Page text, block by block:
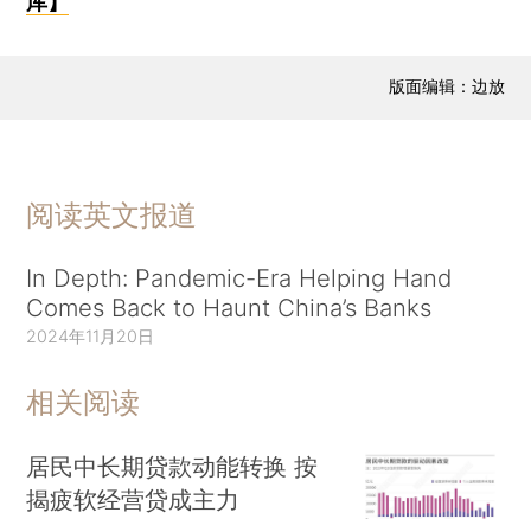
版面编辑：边放
阅读英文报道
In Depth: Pandemic-Era Helping Hand
Comes Back to Haunt China’s Banks
2024年11月20日
相关阅读
居民中长期贷款动能转换 按
揭疲软经营贷成主力